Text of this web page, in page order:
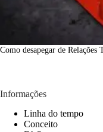
Como desapegar de Relações
Informações
Linha do tempo
Conceito